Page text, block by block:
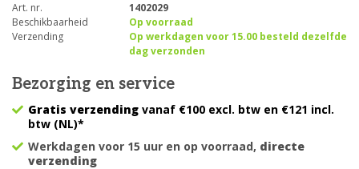
Art. nr.
1402029
Beschikbaarheid
Op voorraad
Verzending
Op werkdagen voor 15.00 besteld dezelfde
dag verzonden
Bezorging en service
Gratis verzending vanaf €100 excl. btw en €121 incl.
btw (NL)*
Werkdagen voor 15 uur en op voorraad, directe
verzending